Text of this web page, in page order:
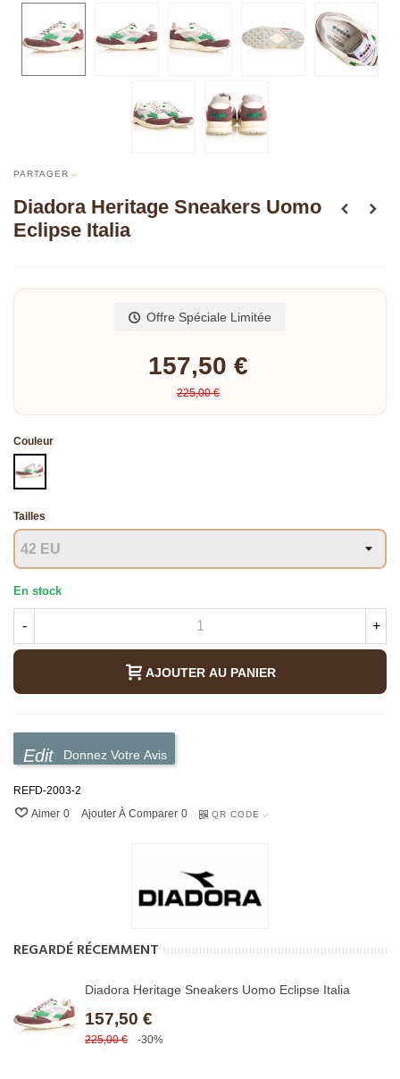
PARTAGER
Diadora Heritage Sneakers Uomo
Eclipse Italia
Offre Spéciale Limitée
157,50 €
225,00 €
Couleur
MULTICOLORE
Tailles
En stock
- +
AJOUTER AU PANIER
Donnez Votre Avis
REFD-2003-2
Aimer 0 Ajouter À Comparer 0 QR CODE
REGARDÉ RÉCEMMENT
Diadora Heritage Sneakers Uomo Eclipse Italia
157,50 €
225,00 € -30%